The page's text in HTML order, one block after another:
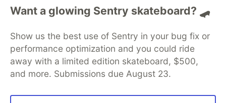
Want a glowing Sentry skateboard? 🛹
Show us the best use of Sentry in your bug fix or
performance optimization and you could ride
away with a limited edition skateboard, $500,
and more. Submissions due August 23.
development and manage your software career
Home
DEV Challenges DEV++
Videos
Organization Accounts
DEV Showcase About
Contact
Free Postgres Database
DEV Shop
MLH
Code of Conduct
Privacy Policy
Terms of Use
Built on
Forem — the open source software that powers
and other inclusive communities.